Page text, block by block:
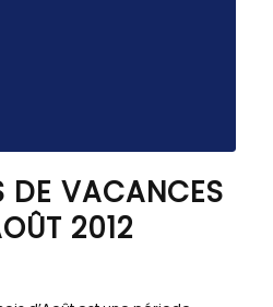
DE VACANCES
2012